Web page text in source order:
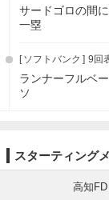
サードゴロの間
一塁
ソフトバンク 9回
ランナーフルベ
ソ
スターティング
高知FD